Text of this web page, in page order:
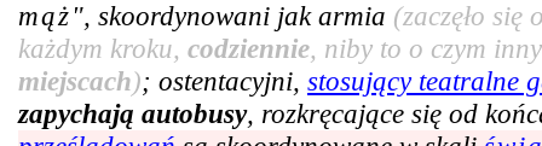
mąż", skoordynowani jak armia (zaczęło się
każdym kroku, codziennie, niby to o czym
miejscach); ostentacyjni, stosujący teatralne
zapychają autobusy, rozkręcające się od